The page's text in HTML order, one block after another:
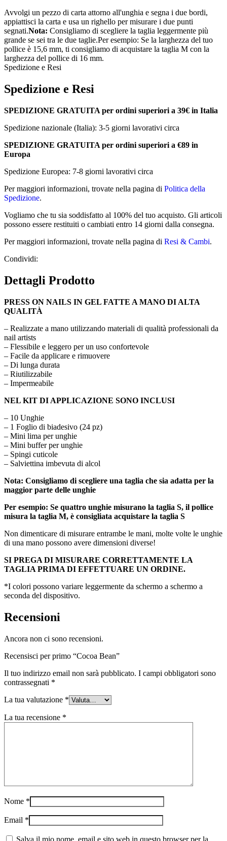
Avvolgi un pezzo di carta attorno all'unghia e segna i due bordi,
appiattisci la carta e usa un righello per misurare i due punti
segnati.Nota: Consigliamo di scegliere la taglia leggermente più
grande se sei tra le due taglie.Per esempio: Se la larghezza del tuo
pollice è 15,6 mm, ti consigliamo di acquistare la taglia M con la
larghezza del pollice di 16 mm.
Spedizione e Resi
Spedizione e Resi
SPEDIZIONE GRATUITA per ordini superiori a 39€ in Italia
Spedizione nazionale (Italia): 3-5 giorni lavorativi circa
SPEDIZIONE GRATUITA per ordini superiori a €89 in
Europa
Spedizione Europea: 7-8 giorni lavorativi circa
Per maggiori informazioni, trovate nella pagina di Politica della
Spedizione.
Vogliamo che tu sia soddisfatto al 100% del tuo acquisto. Gli articoli
possono essere restituiti o cambiati entro 14 giorni dalla consegna.
Per maggiori informazioni, trovate nella pagina di Resi & Cambi.
Condividi:
Dettagli Prodotto
PRESS ON NAILS IN GEL FATTE A MANO DI ALTA
QUALITÀ
– Realizzate a mano utilizzando materiali di qualità professionali da
nail artists
– Flessibile e leggero per un uso confortevole
– Facile da applicare e rimuovere
– Di lunga durata
– Riutilizzabile
– Impermeabile
NEL KIT DI APPLICAZIONE SONO INCLUSI
– 10 Unghie
– 1 Foglio di biadesivo (24 pz)
– Mini lima per unghie
– Mini buffer per unghie
– Spingi cuticole
– Salviettina imbevuta di alcol
Nota: Consigliamo di scegliere una taglia che sia adatta per la
maggior parte delle unghie
Per esempio: Se quattro unghie misurano la taglia S, il pollice
misura la taglia M, è consigliata acquistare la taglia S
Non dimenticare di misurare entrambe le mani, molte volte le unghie
di una mano possono avere dimensioni diverse!
SI PREGA DI MISURARE CORRETTAMENTE LA
TAGLIA PRIMA DI EFFETTUARE UN ORDINE.
*I colori possono variare leggermente da schermo a schermo a
seconda del dispositivo.
Recensioni
Ancora non ci sono recensioni.
Recensisci per primo “Cocoa Bean”
Il tuo indirizzo email non sarà pubblicato. I campi obbligatori sono
contrassegnati *
La tua valutazione *
La tua recensione *
Nome *
Email *
Salva il mio nome, email e sito web in questo browser per la